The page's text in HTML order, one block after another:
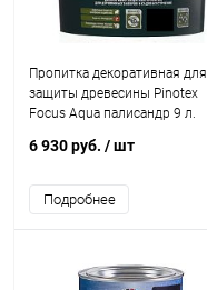
Пропитка декоративная для
защиты древесины Pinotex
Focus Aqua палисандр 9 л.
6 930 руб. / шт
Подробнее